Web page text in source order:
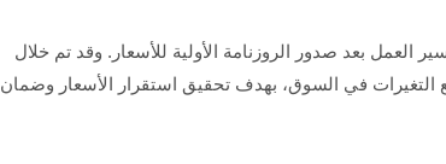
العمل بعد صدور الروزنامة الأولية للأسعار. وقد تم خلال
التغيرات في السوق، بهدف تحقيق استقرار الأسعار وضمان